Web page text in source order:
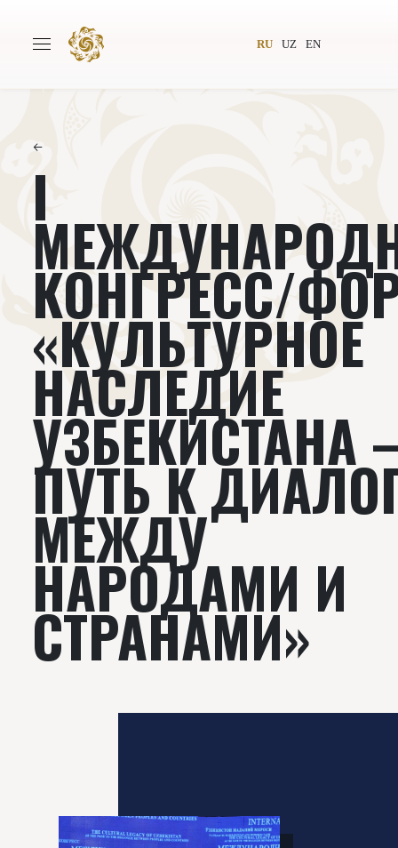
RU UZ EN
Издательство Новости
Проекты Подкасты
Книги Видеолекторий
←
I
КОНГРЕСС/
«КУЛЬТУРНОЕ
НАСЛЕДИЕ
УЗБЕКИСТАНА
ПУТЬ К
МЕЖДУ
НАРОДАМИ И
СТРАНАМИ»